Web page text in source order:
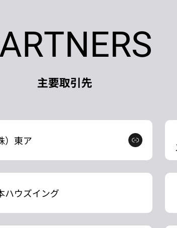
主要取引先
）東ア
ハウズイング